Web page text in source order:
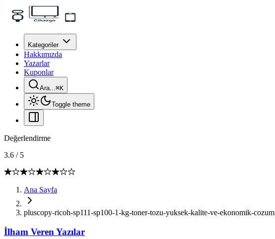
Kategoriler
Hakkımızda
Yazarlar
Kuponlar
Ara...⌘K
Toggle theme
Değerlendirme
3.6 / 5
Ana Sayfa
pluscopy-ricoh-sp111-sp100-1-kg-toner-tozu-yuksek-kalite-ve-ekonomik-cozum
İlham Veren Yazılar